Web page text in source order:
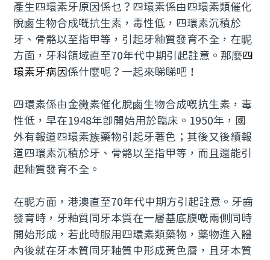
預約牙醫contact us
產生四環素牙原因係乜？四環素係由四環素類催化
脫鹵生物合成嘅抗生素，毒性低，四環素沉積於
牙、骨骼以至指甲等，引起牙釉質發育不全，在昵
方面，牙科領域直至70年代中期引起註意。那麼四
環素牙病因係什麼呢？一起來睇睇吧！
四環素係由金黴素催化脫鹵生物合成嘅抗生素，毒
性低，早在1948年即開始用於臨床。1950年，國
外有報道四環素族藥物引起牙著色；其後又後續報
道四環素沉積於牙、骨骼以至指甲等，而且還能引
起釉質發育不全。
在昵方面，港澳直至70年代中期方引起註意。牙齒
發育時，牙釉質同牙本質在一層基底膜嘅兩側同時
開始形成，若此時服用四環素類藥物，藥物進入體
內後就在牙本質同牙釉質中形成黃色層，且牙本質